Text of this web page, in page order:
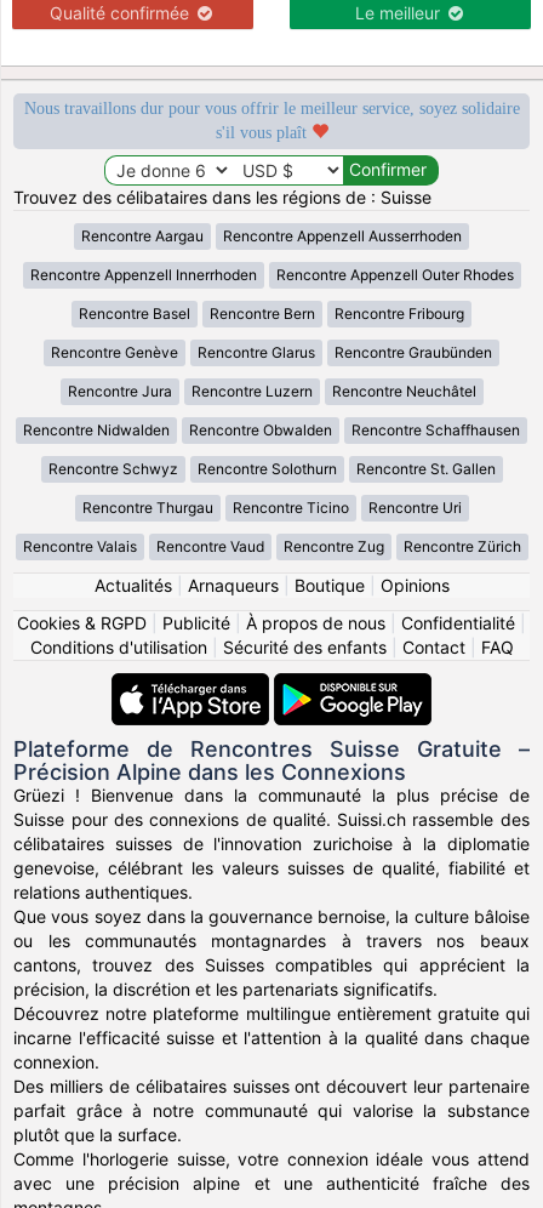
Qualité confirmée Le meilleur
Nous travaillons dur pour vous offrir le meilleur service, soyez solidaire
s'il vous plaît
Trouvez des célibataires dans les régions de : Suisse
Rencontre Aargau Rencontre Appenzell Ausserrhoden
Rencontre Appenzell Innerrhoden Rencontre Appenzell Outer Rhodes
Rencontre Basel Rencontre Bern Rencontre Fribourg
Rencontre Genève Rencontre Glarus Rencontre Graubünden
Rencontre Jura Rencontre Luzern Rencontre Neuchâtel
Rencontre Nidwalden Rencontre Obwalden Rencontre Schaffhausen
Rencontre Schwyz Rencontre Solothurn Rencontre St. Gallen
Rencontre Thurgau Rencontre Ticino Rencontre Uri
Rencontre Valais Rencontre Vaud Rencontre Zug Rencontre Zürich
Actualités| Arnaqueurs| Boutique| Opinions
Cookies & RGPD
Publicité À propos de nous Confidentialité
Conditions d'utilisation| Sécurité des enfants| Contact| FAQ
Plateforme de Rencontres Suisse Gratuite –
Précision Alpine dans les Connexions
Grüezi ! Bienvenue dans la communauté la plus précise de
Suisse pour des connexions de qualité. Suissi.ch rassemble des
célibataires suisses de l'innovation zurichoise à la diplomatie
genevoise, célébrant les valeurs suisses de qualité, fiabilité et
relations authentiques.
Que vous soyez dans la gouvernance bernoise, la culture bâloise
ou les communautés montagnardes à travers nos beaux
cantons, trouvez des Suisses compatibles qui apprécient la
précision, la discrétion et les partenariats significatifs.
Découvrez notre plateforme multilingue entièrement gratuite qui
incarne l'efficacité suisse et l'attention à la qualité dans chaque
connexion.
Des milliers de célibataires suisses ont découvert leur partenaire
parfait grâce à notre communauté qui valorise la substance
plutôt que la surface.
Comme l'horlogerie suisse, votre connexion idéale vous attend
avec une précision alpine et une authenticité fraîche des